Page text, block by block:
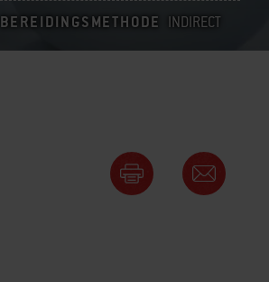
BEREIDINGSMETHODE INDIRECT